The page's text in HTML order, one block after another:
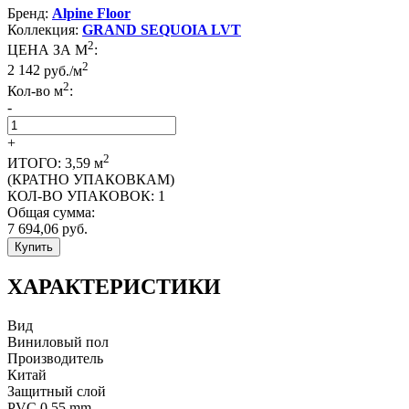
Бренд: Alpine Floor
Коллекция: GRAND SEQUOIA LVT
ЦЕНА ЗА М2:
2 142 руб./м2
Кол-во м2:
-
+
ИТОГО: 3,59 м2
(КРАТНО УПАКОВКАМ)
КОЛ-ВО УПАКОВОК: 1
Общая сумма:
7 694,06 руб.
Купить
ХАРАКТЕРИСТИКИ
Вид
Виниловый пол
Производитель
Китай
Защитный слой